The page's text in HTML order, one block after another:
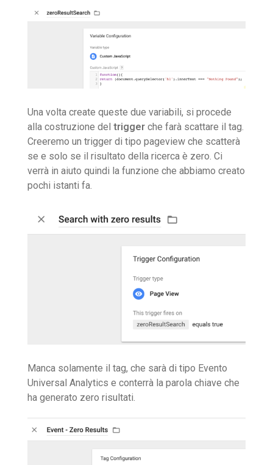
Una volta create queste due variabili, si procede
alla costruzione del trigger che farà scattare il tag.
Creeremo un trigger di tipo pageview che scatterà
se e solo se il risultato della ricerca è zero. Ci
verrà in aiuto quindi la funzione che abbiamo creato
pochi istanti fa.
Manca solamente il tag, che sarà di tipo Evento
Universal Analytics e conterrà la parola chiave che
ha generato zero risultati.